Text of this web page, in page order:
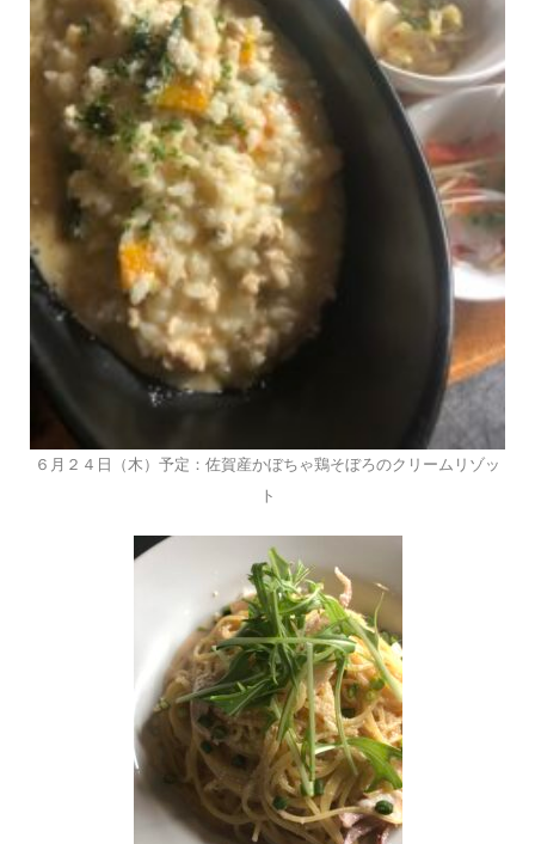
６月２４日（木）予定：佐賀産かぼちゃ鶏そぼろのクリームリゾッ
ト